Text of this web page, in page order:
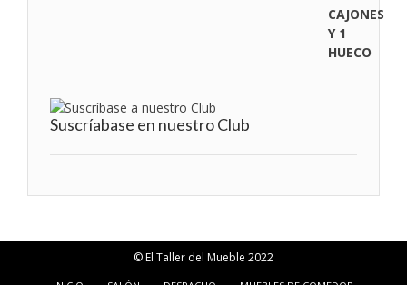
Suscríabase en nuestro Club
© El Taller del Mueble 2022